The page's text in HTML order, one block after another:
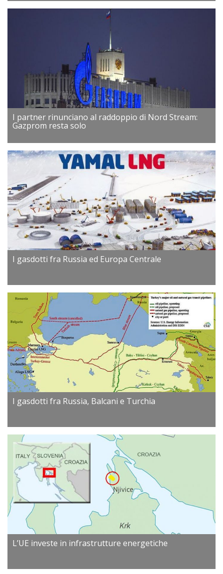
I partner rinunciano al raddoppio di Nord Stream:
Gazprom resta solo
I gasdotti fra Russia ed Europa Centrale
I gasdotti fra Russia, Balcani e Turchia
L’UE investe in infrastrutture energetiche